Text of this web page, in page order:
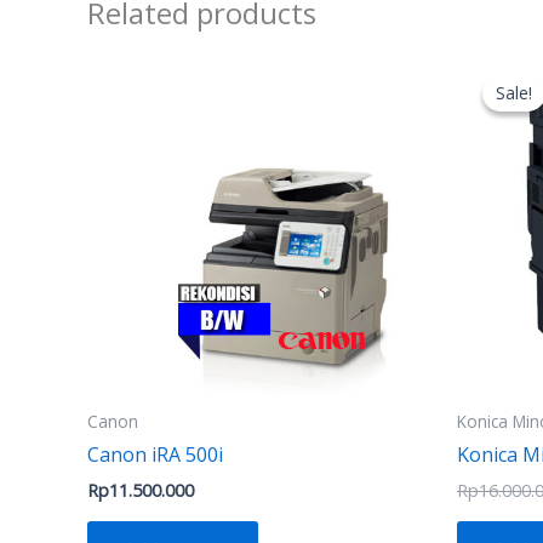
Related products
Canon
Canon iRA 500i
Rp11.500.000
Sale!
Sale!
Konica
Konica
Rp